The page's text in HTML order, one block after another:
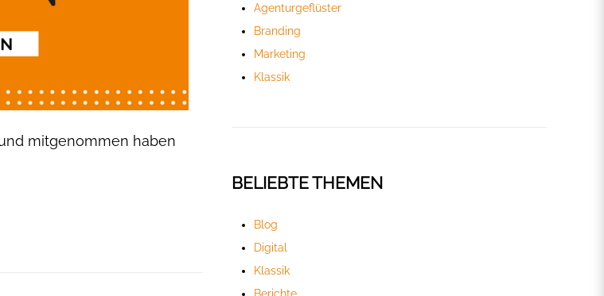
mitgenommen haben
Agenturgeflüster
Branding
Marketing
Klassik
BELIEBTE THEMEN
Blog
Digital
Klassik